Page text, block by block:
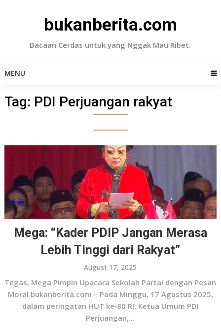
bukanberita.com
Bacaan Cerdas untuk yang Nggak Mau Ribet.
MENU
Tag: PDI Perjuangan rakyat
Mega: “Kader PDIP Jangan Merasa
Lebih Tinggi dari Rakyat”
August 17, 2025
Tegas, Mega Pimpin Upacara Sekolah Partai dengan Pesan
Moral bukanberita.com – Pada Minggu, 17 Agustus 2025,
dalam peringatan HUT ke‑80 RI, Ketua Umum PDI
Perjuangan,...